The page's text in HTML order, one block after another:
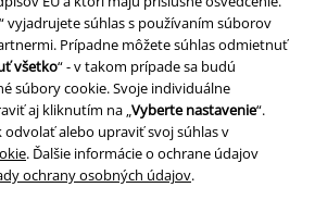
“ vyjadrujete súhlas s používaním súborov
Prípadne môžete súhlas odmietnuť
všetko“ - v takom prípade sa budú
súbory cookie. Svoje individuálne
aj kliknutím na „Vyberte nastavenie“.
alebo upraviť svoj súhlas v
. Ďalšie informácie o ochrane údajov
ochrany osobných údajov.
životného prostredia